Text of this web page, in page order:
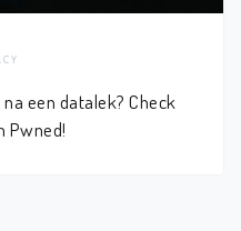
een datalek? Check
Pwned!